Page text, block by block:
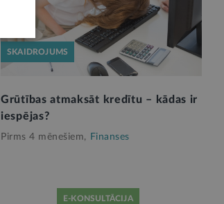
SKAIDROJUMS
Grūtības atmaksāt kredītu – kādas ir
iespējas?
Pirms 4 mēnešiem, Finanses
E-KONSULTĀCIJA